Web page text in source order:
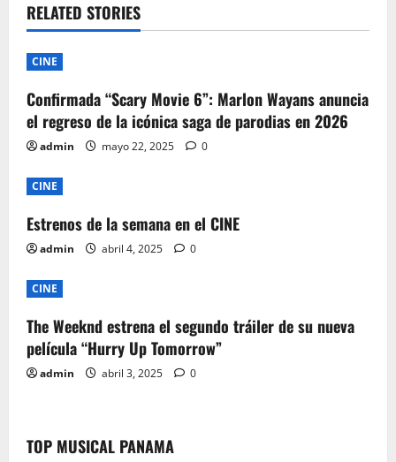
v
i
g
a
t
i
o
n
RELATED STORIES
CINE
Confirmada “Scary Movie 6”: Marlon Wayans anuncia
el regreso de la icónica saga de parodias en 2026
admin mayo 22, 2025 0
CINE
Estrenos de la semana en el CINE
admin abril 4, 2025 0
CINE
The Weeknd estrena el segundo tráiler de su nueva
película “Hurry Up Tomorrow”
admin abril 3, 2025 0
TOP MUSICAL PANAMA